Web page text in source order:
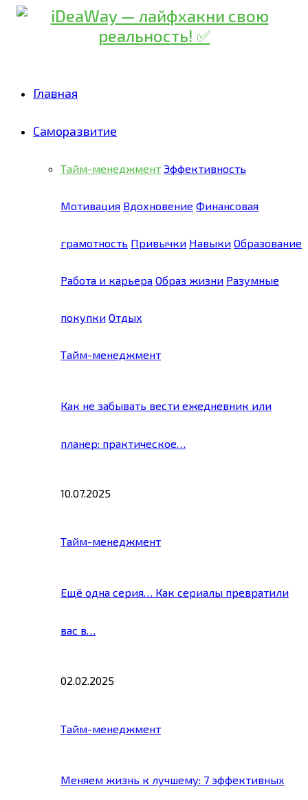
Главная
Саморазвитие
Тайм-менеджмент Эффективность
Мотивация Вдохновение Финансовая
грамотность Привычки Навыки Образование
Работа и карьера Образ жизни Разумные
покупки Отдых
Тайм-менеджмент
Как не забывать вести ежедневник или
планер: практическое…
10.07.2025
Тайм-менеджмент
Ещё одна серия… Как сериалы превратили
вас в…
02.02.2025
Тайм-менеджмент
Меняем жизнь к лучшему: 7 эффективных